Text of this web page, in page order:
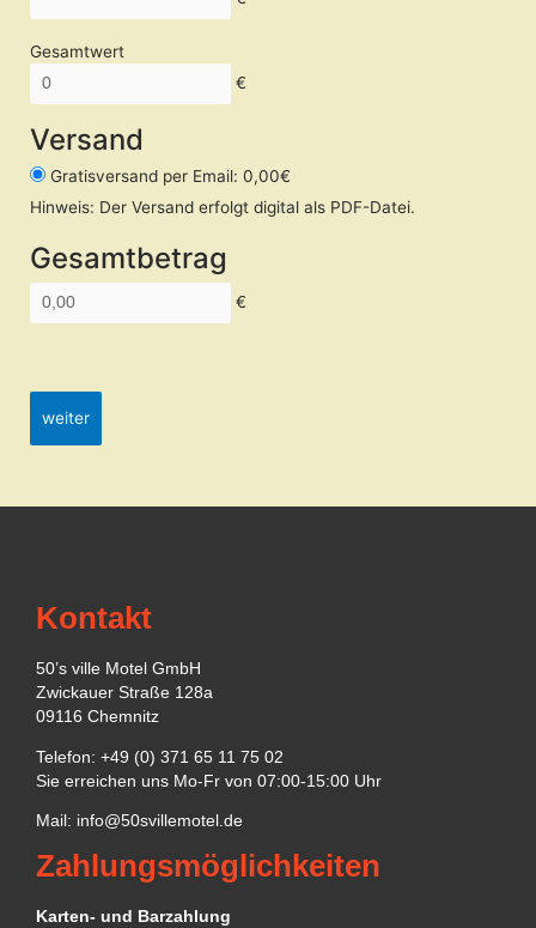
Gesamtwert
Versand
Gratisversand per Email: 0,00€
Hinweis: Der Versand erfolgt digital als PDF-Datei.
Gesamtbetrag
Kontakt
50’s ville Motel GmbH
Zwickauer Straße 128a
09116 Chemnitz
Telefon: +49 (0) 371 65 11 75 02
Sie erreichen uns Mo-Fr von 07:00-15:00 Uhr
Mail: info@50svillemotel.de
Zahlungsmöglichkeiten
Karten- und Barzahlung